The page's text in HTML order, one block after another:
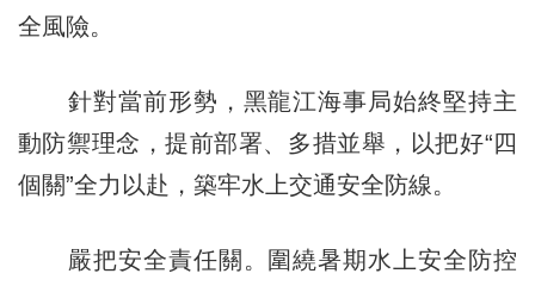
全風險。
針對當前形勢，黑龍江海事局始終堅持主
動防禦理念，提前部署、多措並舉，以把好“四
個關”全力以赴，築牢水上交通安全防線。
嚴把安全責任關。圍繞暑期水上安全防控